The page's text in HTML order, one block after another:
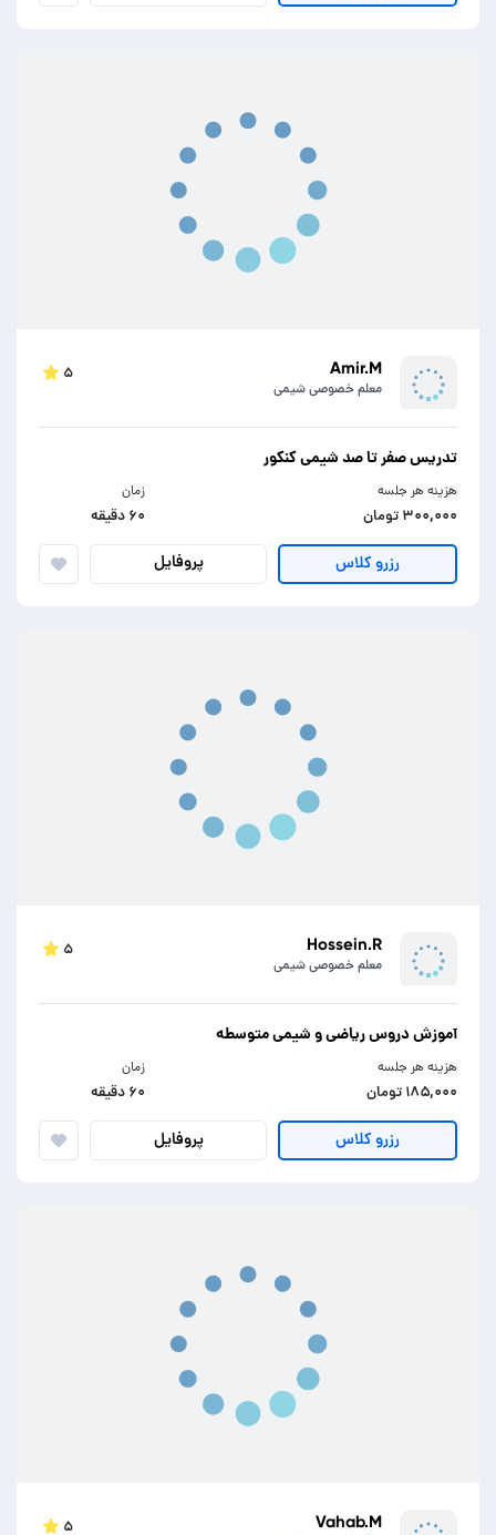
Amir.M
معلم خصوصی شیمی
۵
تدریس صفر تا صد شیمی کنکور
هزینه هر جلسه
۳۰۰,۰۰۰ تومان
زمان
۶۰ دقیقه
رزرو کلاس پروفایل
Hossein.R
معلم خصوصی شیمی
۵
آموزش دروس ریاضی و شیمی متوسطه
هزینه هر جلسه
۱۸۵,۰۰۰ تومان
زمان
۶۰ دقیقه
رزرو کلاس پروفایل
Vahab.M
۵